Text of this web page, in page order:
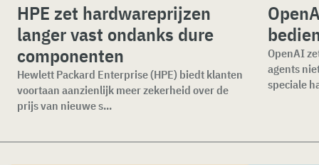
HPE zet hardwareprijzen
langer vast ondanks dure
componenten
Hewlett Packard Enterprise (HPE) biedt klanten
voortaan aanzienlijk meer zekerheid over de
prijs van nieuwe s...
OpenAI
agents
speciale